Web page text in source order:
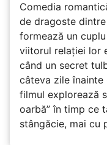
Comedia
de dragoste
formează un
viitorul relației lor
când un secret
câteva zile înainte
filmul explorează
oarbă” în timp ce
stângăcie, mai cu